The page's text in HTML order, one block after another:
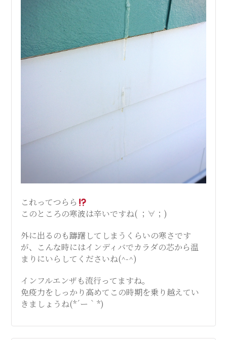
これってつらら
このところの寒波は辛いですね( ；∀；)
外に出るのも躊躇してしまうくらいの寒さです
が、こんな時にはインディバでカラダの芯から温
まりにいらしてくださいね(^-^)
インフルエンザも流行ってますね。
免疫力をしっかり高めてこの時期を乗り越えてい
きましょうね(*´ー｀*)